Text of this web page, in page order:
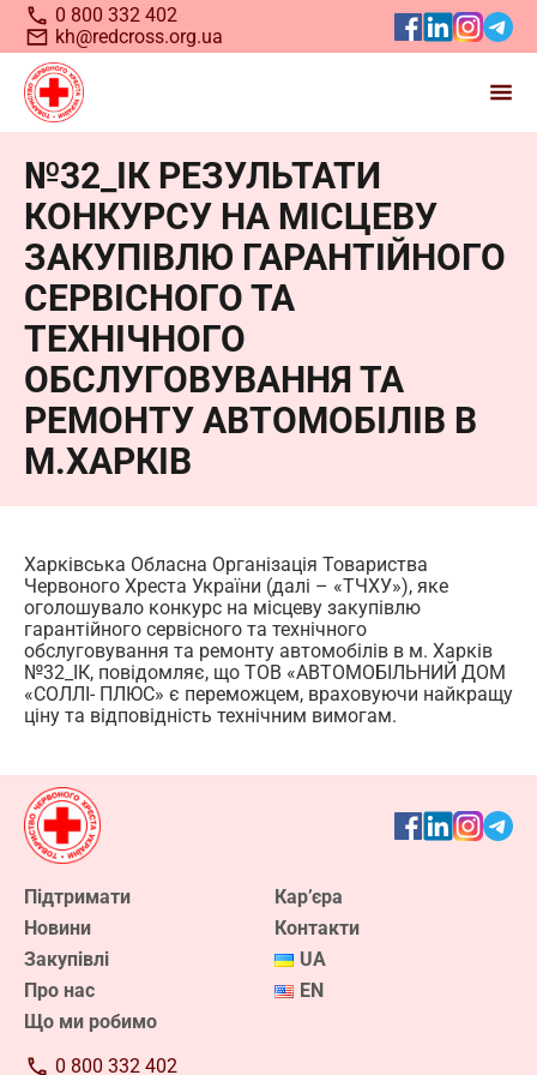
0 800 332 402
kh@redcross.org.ua
№32_ІК РЕЗУЛЬТАТИ
КОНКУРСУ НА МІСЦЕВУ
ЗАКУПІВЛЮ ГАРАНТІЙНОГО
СЕРВІСНОГО ТА
ТЕХНІЧНОГО
ОБСЛУГОВУВАННЯ ТА
РЕМОНТУ АВТОМОБІЛІВ В
М.ХАРКІВ
Харківська Обласна Організація Товариства
Червоного Хреста України (далі – «ТЧХУ»), яке
оголошувало конкурс на місцеву закупівлю
гарантійного сервісного та технічного
обслуговування та ремонту автомобілів в м. Харків
№32_ІК, повідомляє, що ТОВ «АВТОМОБІЛЬНИЙ ДОМ
«СОЛЛІ- ПЛЮС» є переможцем, враховуючи найкращу
ціну та відповідність технічним вимогам.
Підтримати
Новини
Закупівлі
Про нас
Що ми робимо
Кар’єра
Контакти
UA
EN
0 800 332 402
Станьте волонтером
УкраїнськогоЧервоного
Хреста
команди. Відтепер реєстрація кандидатів у
волонтери
Дізнатися більше про волонтерство